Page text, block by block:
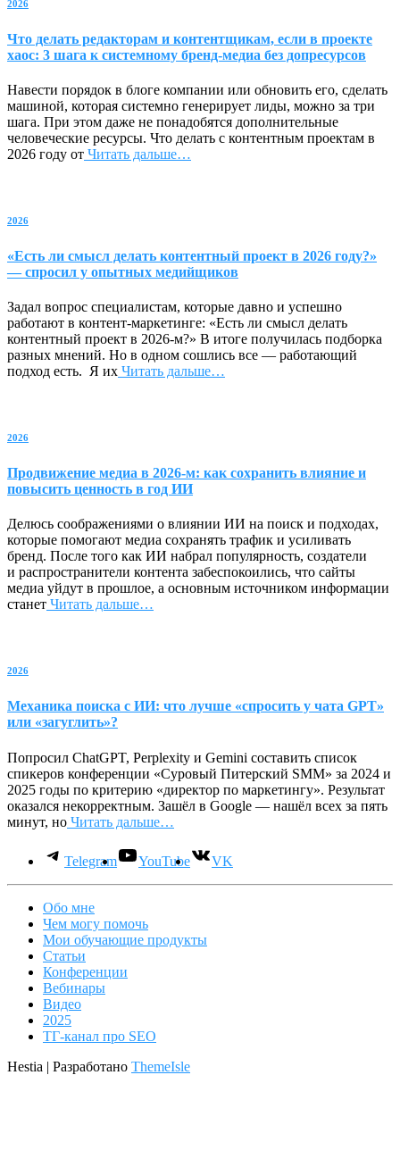
2026
Что делать редакторам и контентщикам, если в проекте
хаос: 3 шага к системному бренд-медиа без допресурсов
Навести порядок в блоге компании или обновить его, сделать
машиной, которая системно генерирует лиды, можно за три
шага. При этом даже не понадобятся дополнительные
человеческие ресурсы. Что делать с контентным проектам в
2026 году от Читать дальше…
2026
«Есть ли смысл делать контентный проект в 2026 году?»
— спросил у опытных медийщиков
Задал вопрос специалистам, которые давно и успешно
работают в контент-маркетинге: «Есть ли смысл делать
контентный проект в 2026-м?» В итоге получилась подборка
разных мнений. Но в одном сошлись все — работающий
подход есть. Я их Читать дальше…
2026
Продвижение медиа в 2026-м: как сохранить влияние и
повысить ценность в год ИИ
Делюсь соображениями о влиянии ИИ на поиск и подходах,
которые помогают медиа сохранять трафик и усиливать
бренд. После того как ИИ набрал популярность, создатели
и распространители контента забеспокоились, что сайты
медиа уйдут в прошлое, а основным источником информации
станет Читать дальше…
2026
Механика поиска с ИИ: что лучше «спросить у чата GPT»
или «загуглить»?
Попросил ChatGPT, Perplexity и Gemini составить список
спикеров конференции «Суровый Питерский SMM» за 2024 и
2025 годы по критерию «директор по маркетингу». Результат
оказался некорректным. Зашёл в Google — нашёл всех за пять
минут, но Читать дальше…
Telegram YouTube VK
Обо мне
Чем могу помочь
Мои обучающие продукты
Статьи
Конференции
Вебинары
Видео
2025
ТГ-канал про SEO
Hestia | Разработано ThemeIsle